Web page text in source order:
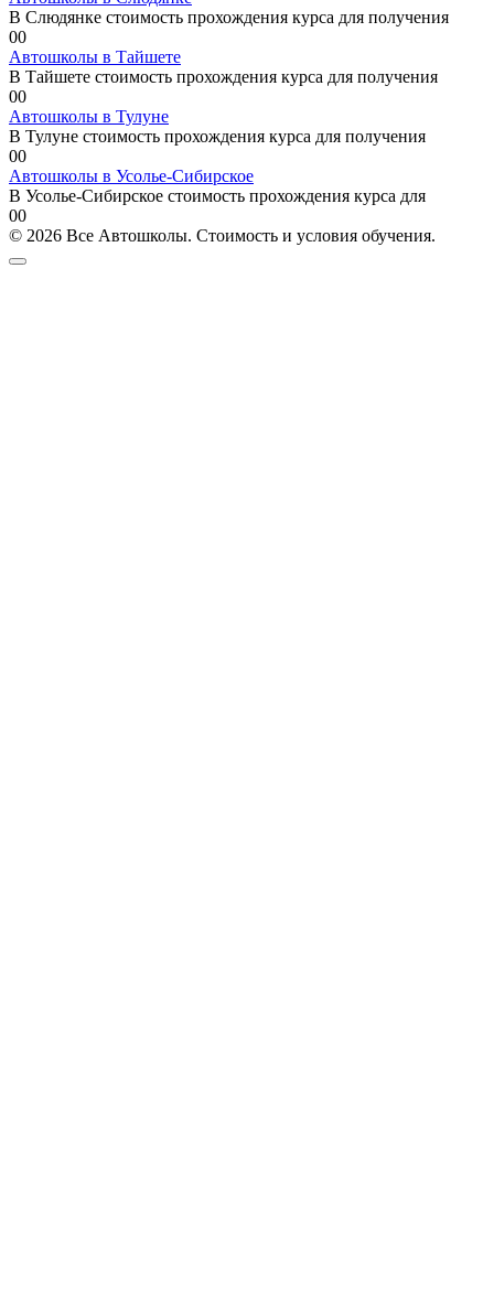
В Слюдянке стоимость прохождения курса для получения
00
Автошколы в Тайшете
В Тайшете стоимость прохождения курса для получения
00
Автошколы в Тулуне
В Тулуне стоимость прохождения курса для получения
00
Автошколы в Усолье-Сибирское
В Усолье-Сибирское стоимость прохождения курса для
00
© 2026 Все Автошколы. Стоимость и условия обучения.